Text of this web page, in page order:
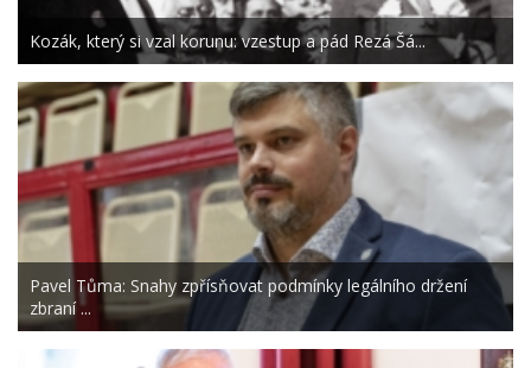
Kozák, který si vzal korunu: vzestup a pád Rezá Šá...
Pavel Tůma: Snahy zpřísňovat podmínky legálního držení
zbraní ...